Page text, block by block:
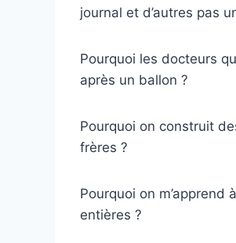
journal et d’autres pas
Pourquoi les docteurs
après un ballon ?
Pourquoi on construit
frères ?
Pourquoi on m’apprend
entières ?